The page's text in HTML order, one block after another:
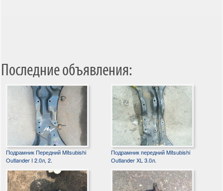
Последние объявления:
Подрамник Передний Mitsubishi
Outlander I 2.0л, 2.
Подрамник передний Mitsubishi
Outlander XL 3.0л.